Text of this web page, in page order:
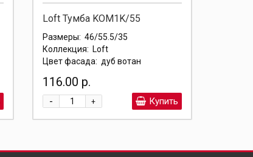
Loft Тумба KOM1K/55
Размеры: 46/55.5/35
Коллекция: Loft
Цвет фасада: дуб вотан
116.00 р.
+
- Купить